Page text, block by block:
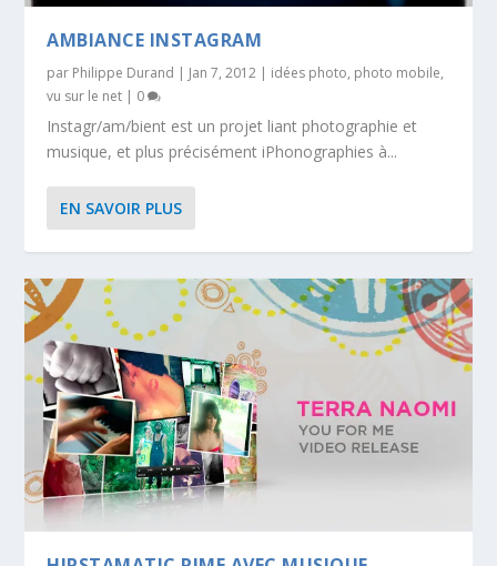
AMBIANCE INSTAGRAM
par Philippe Durand | Jan 7, 2012 | idées photo, photo mobile,
vu sur le net | 0
Instagr/am/bient est un projet liant photographie et
musique, et plus précisément iPhonographies à...
EN SAVOIR PLUS